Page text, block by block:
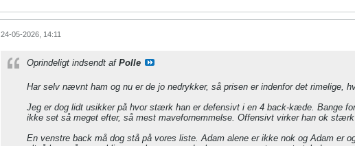
24-05-2026, 14:11
Oprindeligt indsendt af Polle
Har selv nævnt ham og nu er de jo nedrykker, så prisen er indenfor det rimelige,
Jeg er dog lidt usikker på hvor stærk han er defensivt i en 4 back-kæde. Bange
ikke set så meget efter, så mest mavefornemmelse. Offensivt virker han ok
En venstre back må dog stå på vores liste. Adam alene er ikke nok og Adam er